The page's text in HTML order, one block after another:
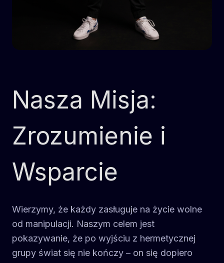
Nasza Misja:
Zrozumienie i
Wsparcie
Wierzymy, że każdy zasługuje na życie wolne
od manipulacji. Naszym celem jest
pokazywanie, że po wyjściu z hermetycznej
grupy świat się nie kończy – on się dopiero